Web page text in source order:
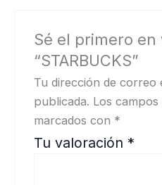
Sé el primero en
“STARBUCKS”
Tu dirección de correo
publicada. Los
marcados con *
Tu valoración *